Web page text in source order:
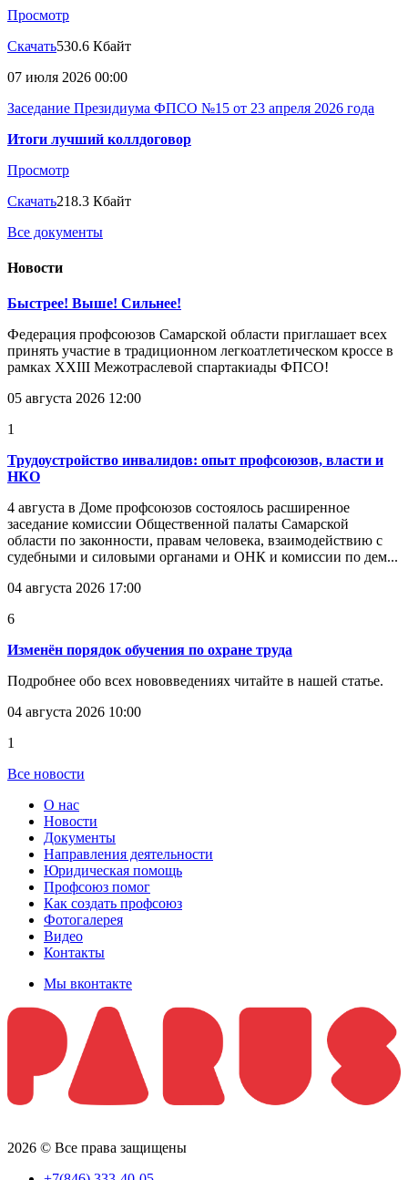
Просмотр
Скачать530.6 Кбайт
07 июля 2026 00:00
Заседание Президиума ФПСО №15 от 23 апреля 2026 года
Итоги лучший коллдоговор
Просмотр
Скачать218.3 Кбайт
Все документы
Новости
Быстрее! Выше! Сильнее!
Федерация профсоюзов Самарской области приглашает всех
принять участие в традиционном легкоатлетическом кроссе в
рамках XXIII Межотраслевой спартакиады ФПСО!
05 августа 2026 12:00
1
Трудоустройство инвалидов: опыт профсоюзов, власти и
НКО
4 августа в Доме профсоюзов состоялось расширенное
заседание комиссии Общественной палаты Самарской
области по законности, правам человека, взаимодействию с
судебными и силовыми органами и ОНК и комиссии по дем...
04 августа 2026 17:00
6
Изменён порядок обучения по охране труда
Подробнее обо всех нововведениях читайте в нашей статье.
04 августа 2026 10:00
1
Все новости
О нас
Новости
Документы
Направления деятельности
Юридическая помощь
Профсоюз помог
Как создать профсоюз
Фотогалерея
Видео
Контакты
Мы вконтакте
2026 © Все права защищены